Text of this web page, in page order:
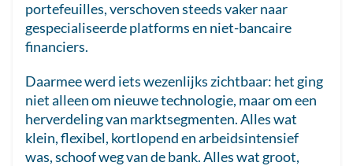
portefeuilles, verschoven steeds vaker naar
gespecialiseerde platforms en niet-bancaire
financiers.
Daarmee werd iets wezenlijks zichtbaar: het ging
niet alleen om nieuwe technologie, maar om een
herverdeling van marktsegmenten. Alles wat
klein, flexibel, kortlopend en arbeidsintensief
was, schoof weg van de bank. Alles wat groot,